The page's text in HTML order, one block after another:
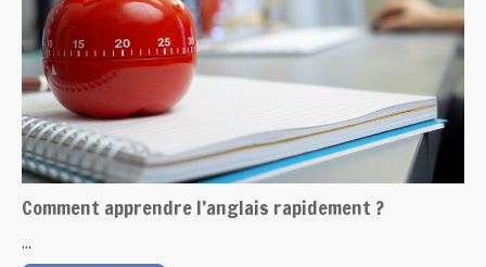
Comment apprendre l’anglais rapidement ?
...